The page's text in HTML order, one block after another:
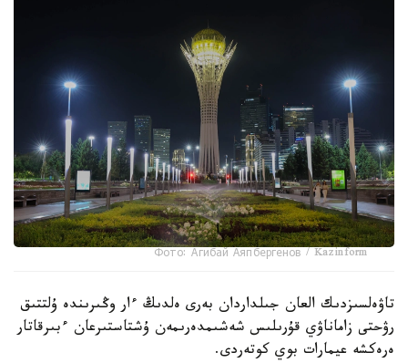
Фото: Агибай Аяпбергенов / Kazinform
تاۋەلسىزدىك العان جىلداردان بەرى ەلدىڭ ءار وڭىرىندە ۇلتتىق
رۋحتى زاماناۋي قۇرىلىس شەشىمدەرىمەن ۇشتاستىرعان ءبىرقاتار
ەرەكشە عيمارات بوي كوتەردى.